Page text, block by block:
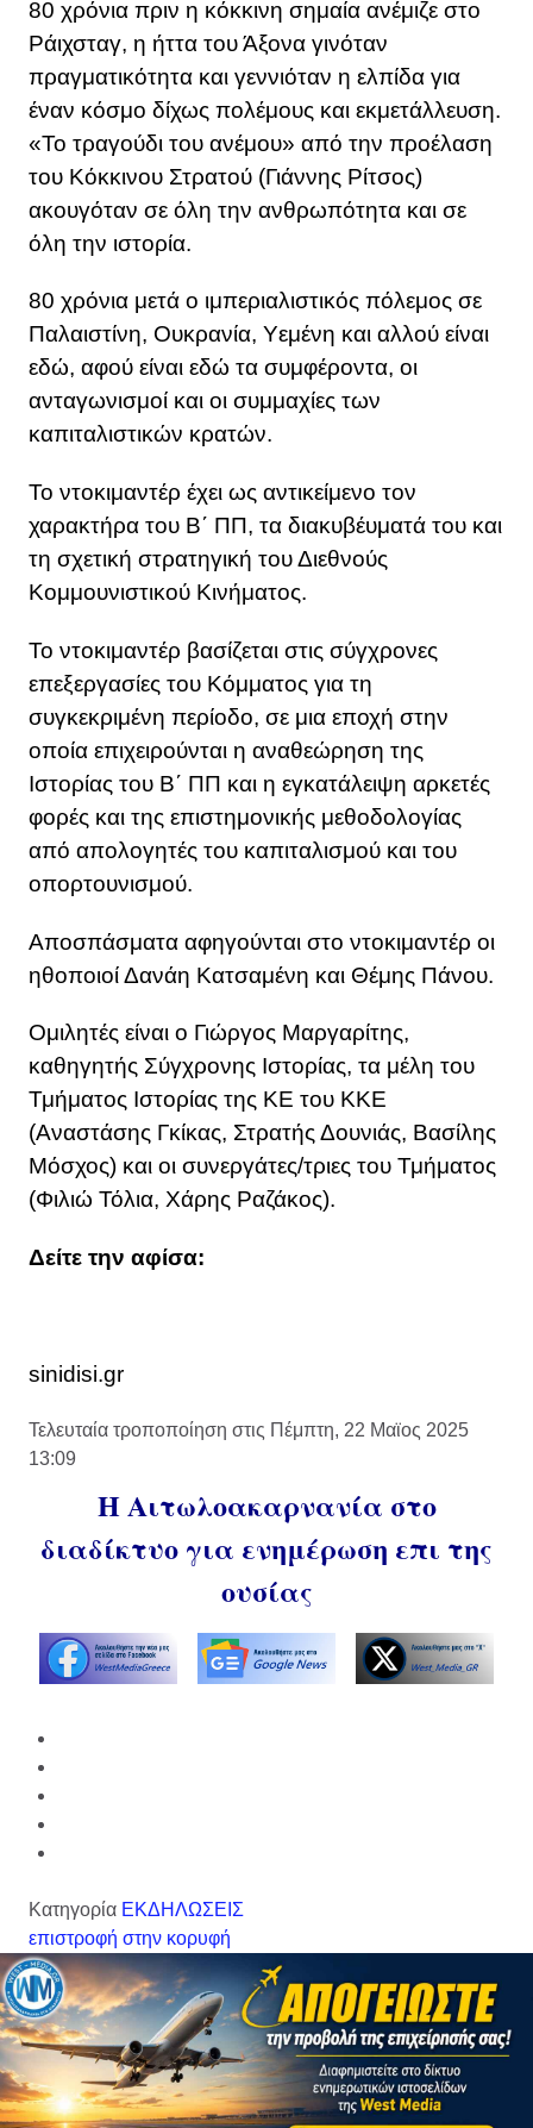
80 χρόνια πριν η κόκκινη σημαία ανέμιζε στο
Ράιχσταγ, η ήττα του Άξονα γινόταν
πραγματικότητα και γεννιόταν η ελπίδα για
έναν κόσμο δίχως πολέμους και εκμετάλλευση.
«Το τραγούδι του ανέμου» από την προέλαση
του Κόκκινου Στρατού (Γιάννης Ρίτσος)
ακουγόταν σε όλη την ανθρωπότητα και σε
όλη την ιστορία.
80 χρόνια μετά ο ιμπεριαλιστικός πόλεμος σε
Παλαιστίνη, Ουκρανία, Υεμένη και αλλού είναι
εδώ, αφού είναι εδώ τα συμφέροντα, οι
ανταγωνισμοί και οι συμμαχίες των
καπιταλιστικών κρατών.
Το ντοκιμαντέρ έχει ως αντικείμενο τον
χαρακτήρα του Β΄ ΠΠ, τα διακυβέυματά του και
τη σχετική στρατηγική του Διεθνούς
Κομμουνιστικού Κινήματος.
Το ντοκιμαντέρ βασίζεται στις σύγχρονες
επεξεργασίες του Κόμματος για τη
συγκεκριμένη περίοδο, σε μια εποχή στην
οποία επιχειρούνται η αναθεώρηση της
Ιστορίας του Β΄ ΠΠ και η εγκατάλειψη αρκετές
φορές και της επιστημονικής μεθοδολογίας
από απολογητές του καπιταλισμού και του
οπορτουνισμού.
Αποσπάσματα αφηγούνται στο ντοκιμαντέρ οι
ηθοποιοί Δανάη Κατσαμένη και Θέμης Πάνου.
Ομιλητές είναι ο Γιώργος Μαργαρίτης,
καθηγητής Σύγχρονης Ιστορίας, τα μέλη του
Τμήματος Ιστορίας της ΚΕ του ΚΚΕ
(Αναστάσης Γκίκας, Στρατής Δουνιάς, Βασίλης
Μόσχος) και οι συνεργάτες/τριες του Τμήματος
(Φιλιώ Τόλια, Χάρης Ραζάκος).
Δείτε την αφίσα:
sinidisi.gr
Τελευταία τροποποίηση στις Πέμπτη, 22 Μαϊος 2025
13:09
Η Αιτωλοακαρνανία στο
διαδίκτυο για ενημέρωση επι της
ουσίας
Κατηγορία ΕΚΔΗΛΩΣΕΙΣ
επιστροφή στην κορυφή